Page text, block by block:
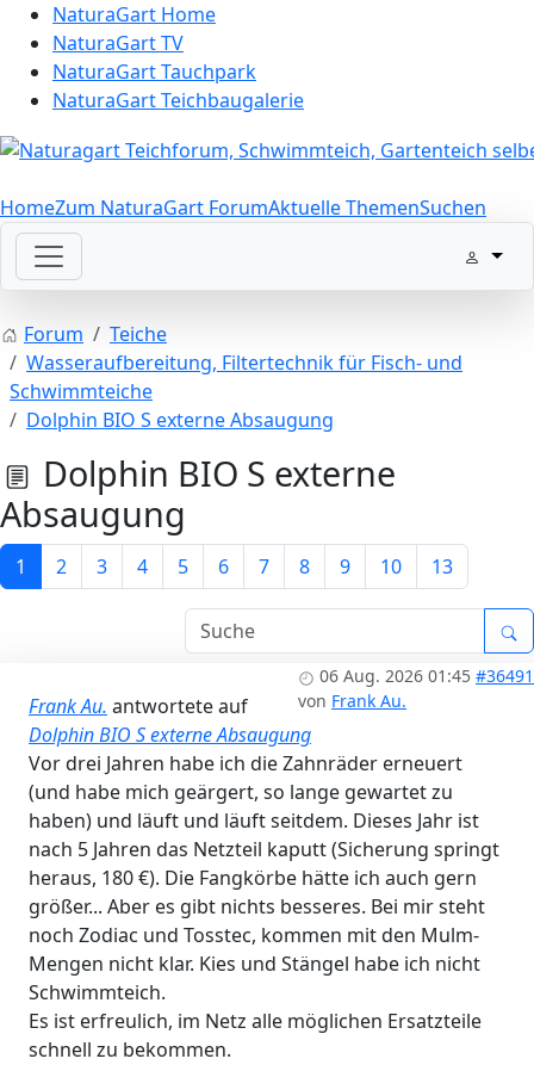
NaturaGart Home
NaturaGart TV
NaturaGart Tauchpark
NaturaGart Teichbaugalerie
HomeZum NaturaGart ForumAktuelle ThemenSuchen
Forum
Teiche
Wasseraufbereitung, Filtertechnik für Fisch- und
Schwimmteiche
Dolphin BIO S externe Absaugung
Dolphin BIO S externe
Absaugung
1 2 3 4 5 6 7 8 9 10 13
06 Aug. 2026 01:45 #36491
von Frank Au.
Frank Au. antwortete auf
Dolphin BIO S externe Absaugung
Vor drei Jahren habe ich die Zahnräder erneuert
(und habe mich geärgert, so lange gewartet zu
haben) und läuft und läuft seitdem. Dieses Jahr ist
nach 5 Jahren das Netzteil kaputt (Sicherung springt
heraus, 180 €). Die Fangkörbe hätte ich auch gern
größer... Aber es gibt nichts besseres. Bei mir steht
noch Zodiac und Tosstec, kommen mit den Mulm-
Mengen nicht klar. Kies und Stängel habe ich nicht
Schwimmteich.
Es ist erfreulich, im Netz alle möglichen Ersatzteile
schnell zu bekommen.